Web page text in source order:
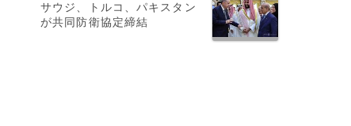
サウジ、トルコ、パキスタン
が共同防衛協定締結